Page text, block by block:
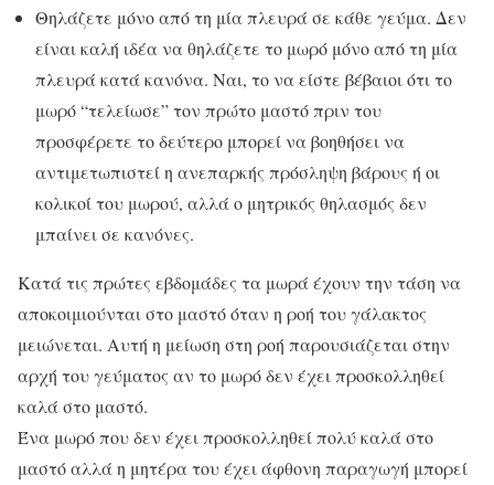
Θηλάζετε μόνο από τη μία πλευρά σε κάθε γεύμα. Δεν
είναι καλή ιδέα να θηλάζετε το μωρό μόνο από τη μία
πλευρά κατά κανόνα. Ναι, το να είστε βέβαιοι ότι το
μωρό “τελείωσε” τον πρώτο μαστό πριν του
προσφέρετε το δεύτερο μπορεί να βοηθήσει να
αντιμετωπιστεί η ανεπαρκής πρόσληψη βάρους ή οι
κολικοί του μωρού, αλλά ο μητρικός θηλασμός δεν
μπαίνει σε κανόνες.
Κατά τις πρώτες εβδομάδες τα μωρά έχουν την τάση να
αποκοιμιούνται στο μαστό όταν η ροή του γάλακτος
μειώνεται. Αυτή η μείωση στη ροή παρουσιάζεται στην
αρχή του γεύματος αν το μωρό δεν έχει προσκολληθεί
καλά στο μαστό.
Ένα μωρό που δεν έχει προσκολληθεί πολύ καλά στο
μαστό αλλά η μητέρα του έχει άφθονη παραγωγή μπορεί